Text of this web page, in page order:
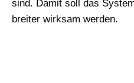
sind. Damit soll das
breiter wirksam werden.